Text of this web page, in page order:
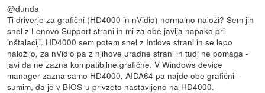
@dunda
Ti driverje za grafični (HD4000 in nVidio) normalno naloži? Sem jih
snel z Lenovo Support strani in mi za obe javlja napako pri
inštalaciji. HD4000 sem potem snel z Intlove strani in se lepo
naložijo, za nVidio pa z njihove uradne strani in tudi ne pomaga -
javi da ne zazna kompatibilne grafične. V Windows device
manager zazna samo HD4000, AIDA64 pa najde obe grafični -
sumim, da je v BIOS-u privzeto nastavljeno na HD4000.